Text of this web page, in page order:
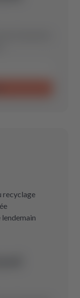
recyclage